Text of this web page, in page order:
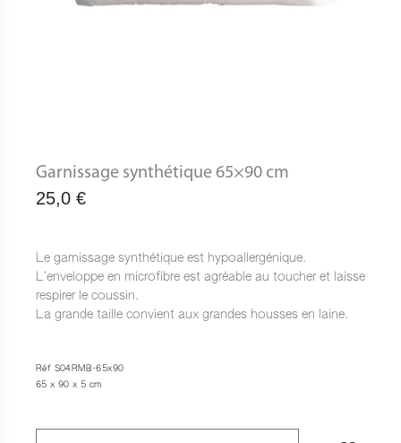
Garnissage synthétique 65×90 cm
25,0 €
Le garnissage synthétique est hypoallergénique.
L’enveloppe en microfibre est agréable au toucher et laisse
respirer le coussin.
La grande taille convient aux grandes housses en laine.
Réf S04RMB-65x90
65 x 90 x 5 cm